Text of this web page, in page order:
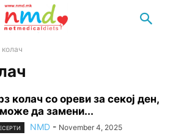
колач
колач со ореви за секој ден,
да замени...
NMD - November 4, 2025